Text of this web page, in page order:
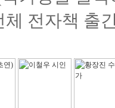
체 전자책 출